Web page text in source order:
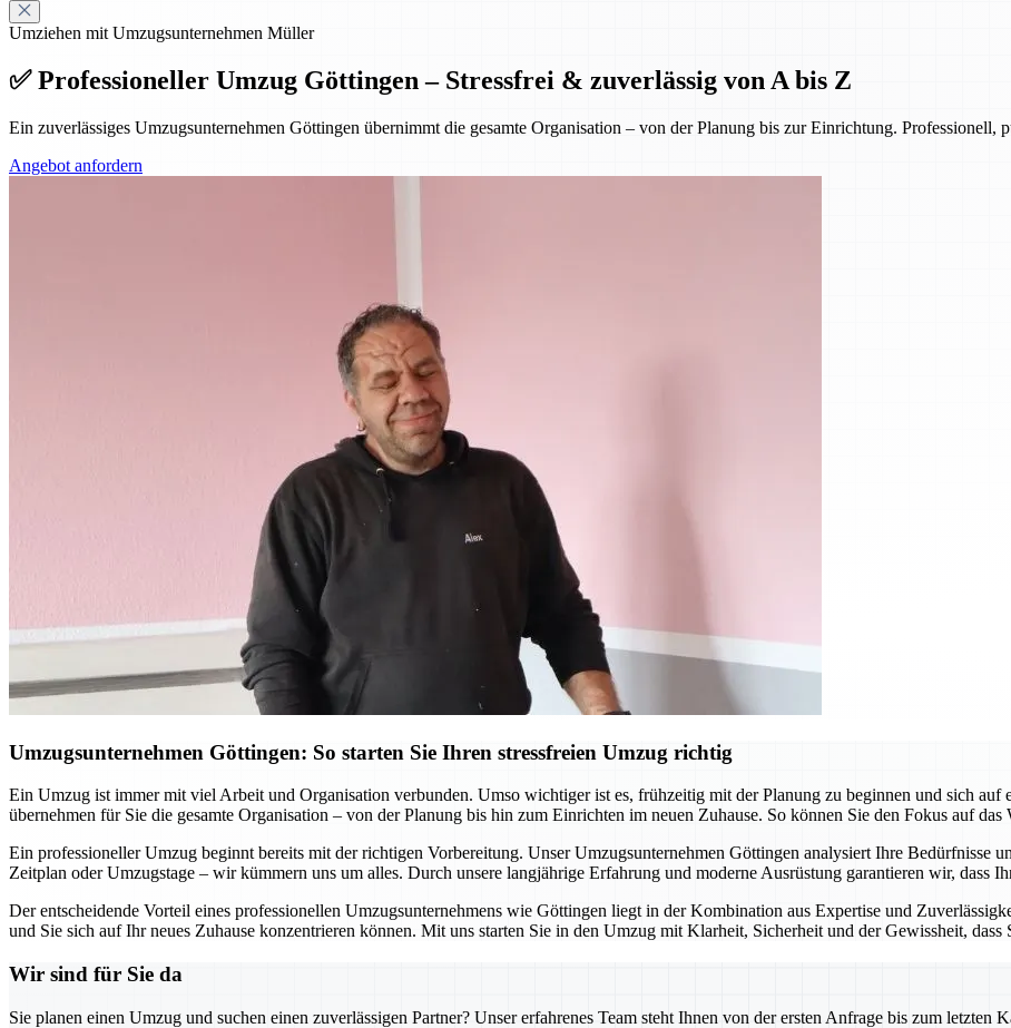
Umziehen mit Umzugsunternehmen Müller
✅ Professioneller Umzug Göttingen – Stressfrei & zuverlässig von A bis Z
Ein zuverlässiges Umzugsunternehmen Göttingen übernimmt die gesamte Organisation – von der Planung bis zur Einrichtung. Professionell,
Angebot anfordern
Umzugsunternehmen Göttingen: So starten Sie Ihren stressfreien Umzug richtig
Ein Umzug ist immer mit viel Arbeit und Organisation verbunden. Umso wichtiger ist es, frühzeitig mit der Planung zu beginnen und sich auf
übernehmen für Sie die gesamte Organisation – von der Planung bis hin zum Einrichten im neuen Zuhause. So können Sie den Fokus auf das
Ein professioneller Umzug beginnt bereits mit der richtigen Vorbereitung. Unser Umzugsunternehmen Göttingen analysiert Ihre Bedürfnisse
Zeitplan oder Umzugstage – wir kümmern uns um alles. Durch unsere langjährige Erfahrung und moderne Ausrüstung garantieren wir, dass
Der entscheidende Vorteil eines professionellen Umzugsunternehmens wie Göttingen liegt in der Kombination aus Expertise und
und Sie sich auf Ihr neues Zuhause konzentrieren können. Mit uns starten Sie in den Umzug mit Klarheit, Sicherheit und der Gewissheit,
Wir sind für Sie da
Sie planen einen Umzug und suchen einen zuverlässigen Partner? Unser erfahrenes Team steht Ihnen von der ersten Anfrage bis zum letzten